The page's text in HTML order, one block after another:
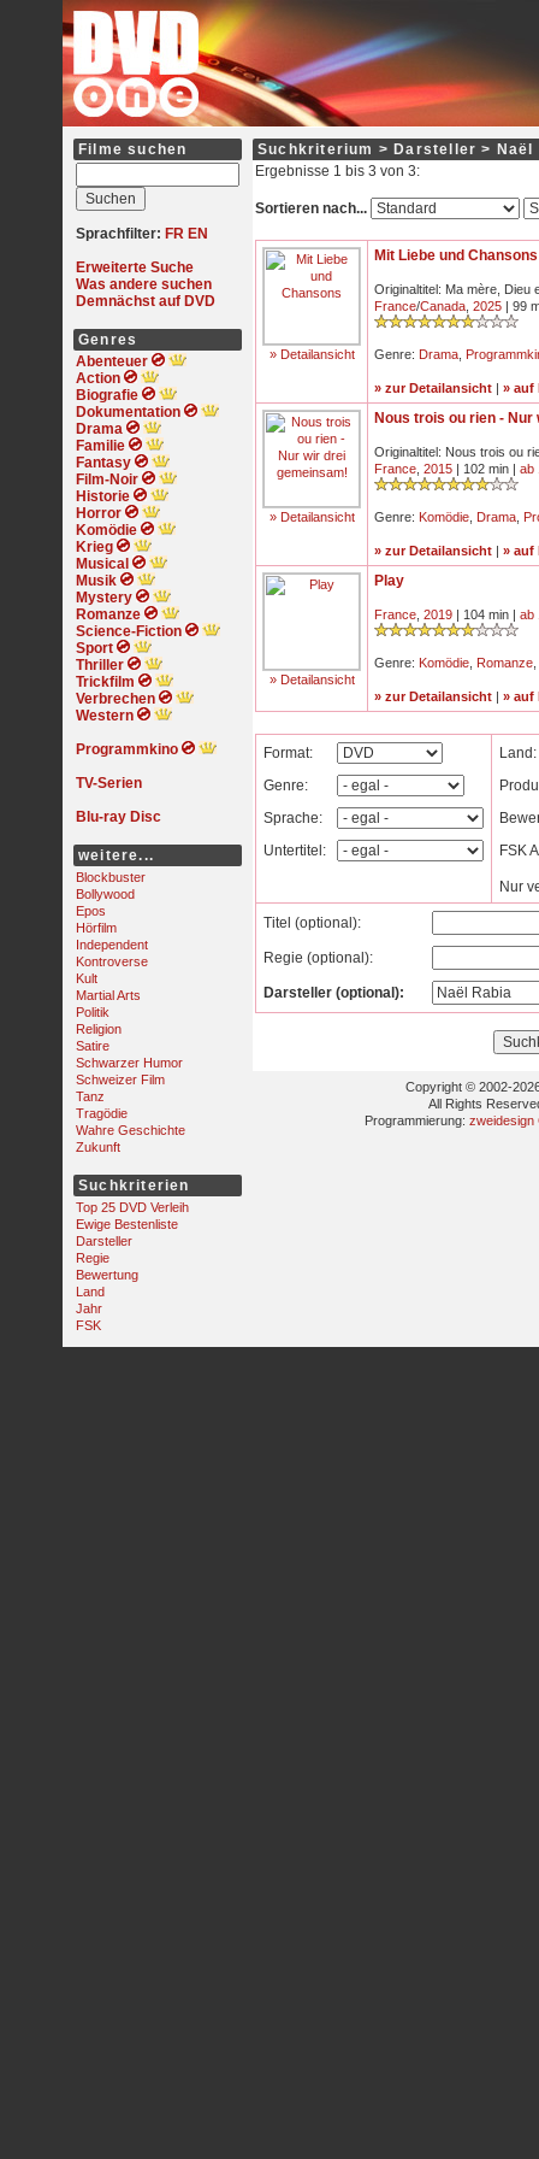
Filme suchen
Sprachfilter: FR EN
Erweiterte Suche
Was andere suchen
Demnächst auf DVD
Genres
Abenteuer
Action
Biografie
Dokumentation
Drama
Familie
Fantasy
Film-Noir
Historie
Horror
Komödie
Krieg
Musical
Musik
Mystery
Romanze
Science-Fiction
Sport
Thriller
Trickfilm
Verbrechen
Western
Programmkino
TV-Serien
Blu-ray Disc
weitere...
Blockbuster
Bollywood
Epos
Hörfilm
Independent
Kontroverse
Kult
Martial Arts
Politik
Religion
Satire
Schwarzer Humor
Schweizer Film
Tanz
Tragödie
Wahre Geschichte
Zukunft
Suchkriterien
Top 25 DVD Verleih
Ewige Bestenliste
Darsteller
Regie
Bewertung
Land
Jahr
FSK
Suchkriterium > Darsteller > Naël
Ergebnisse 1 bis 3 von 3:
Sortieren nach...
» Detailansicht
Mit Liebe und Chansons
Originaltitel: Ma mère, Dieu
France/Canada 2025 | 99
Genre: Drama
» zur Detailansicht | » auf
» Detailansicht
Nous trois ou rien -
Originaltitel: Nous trois ou
France 2015 | 102 min | ab
Genre: Komödie Drama
» zur Detailansicht | » auf
» Detailansicht
Play
France 2019 | 104 min | ab
Genre: Komödie Romanze
» zur Detailansicht | » auf
Format:
Genre:
Sprache:
Untertitel:
Land:
FSK
Nur
Titel (optional):
Regie (optional):
Darsteller (optional):
Copyright © 2002-
All Rights
Programmierung: zweidesign